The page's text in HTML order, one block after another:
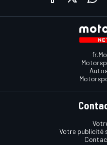
Votre publicité